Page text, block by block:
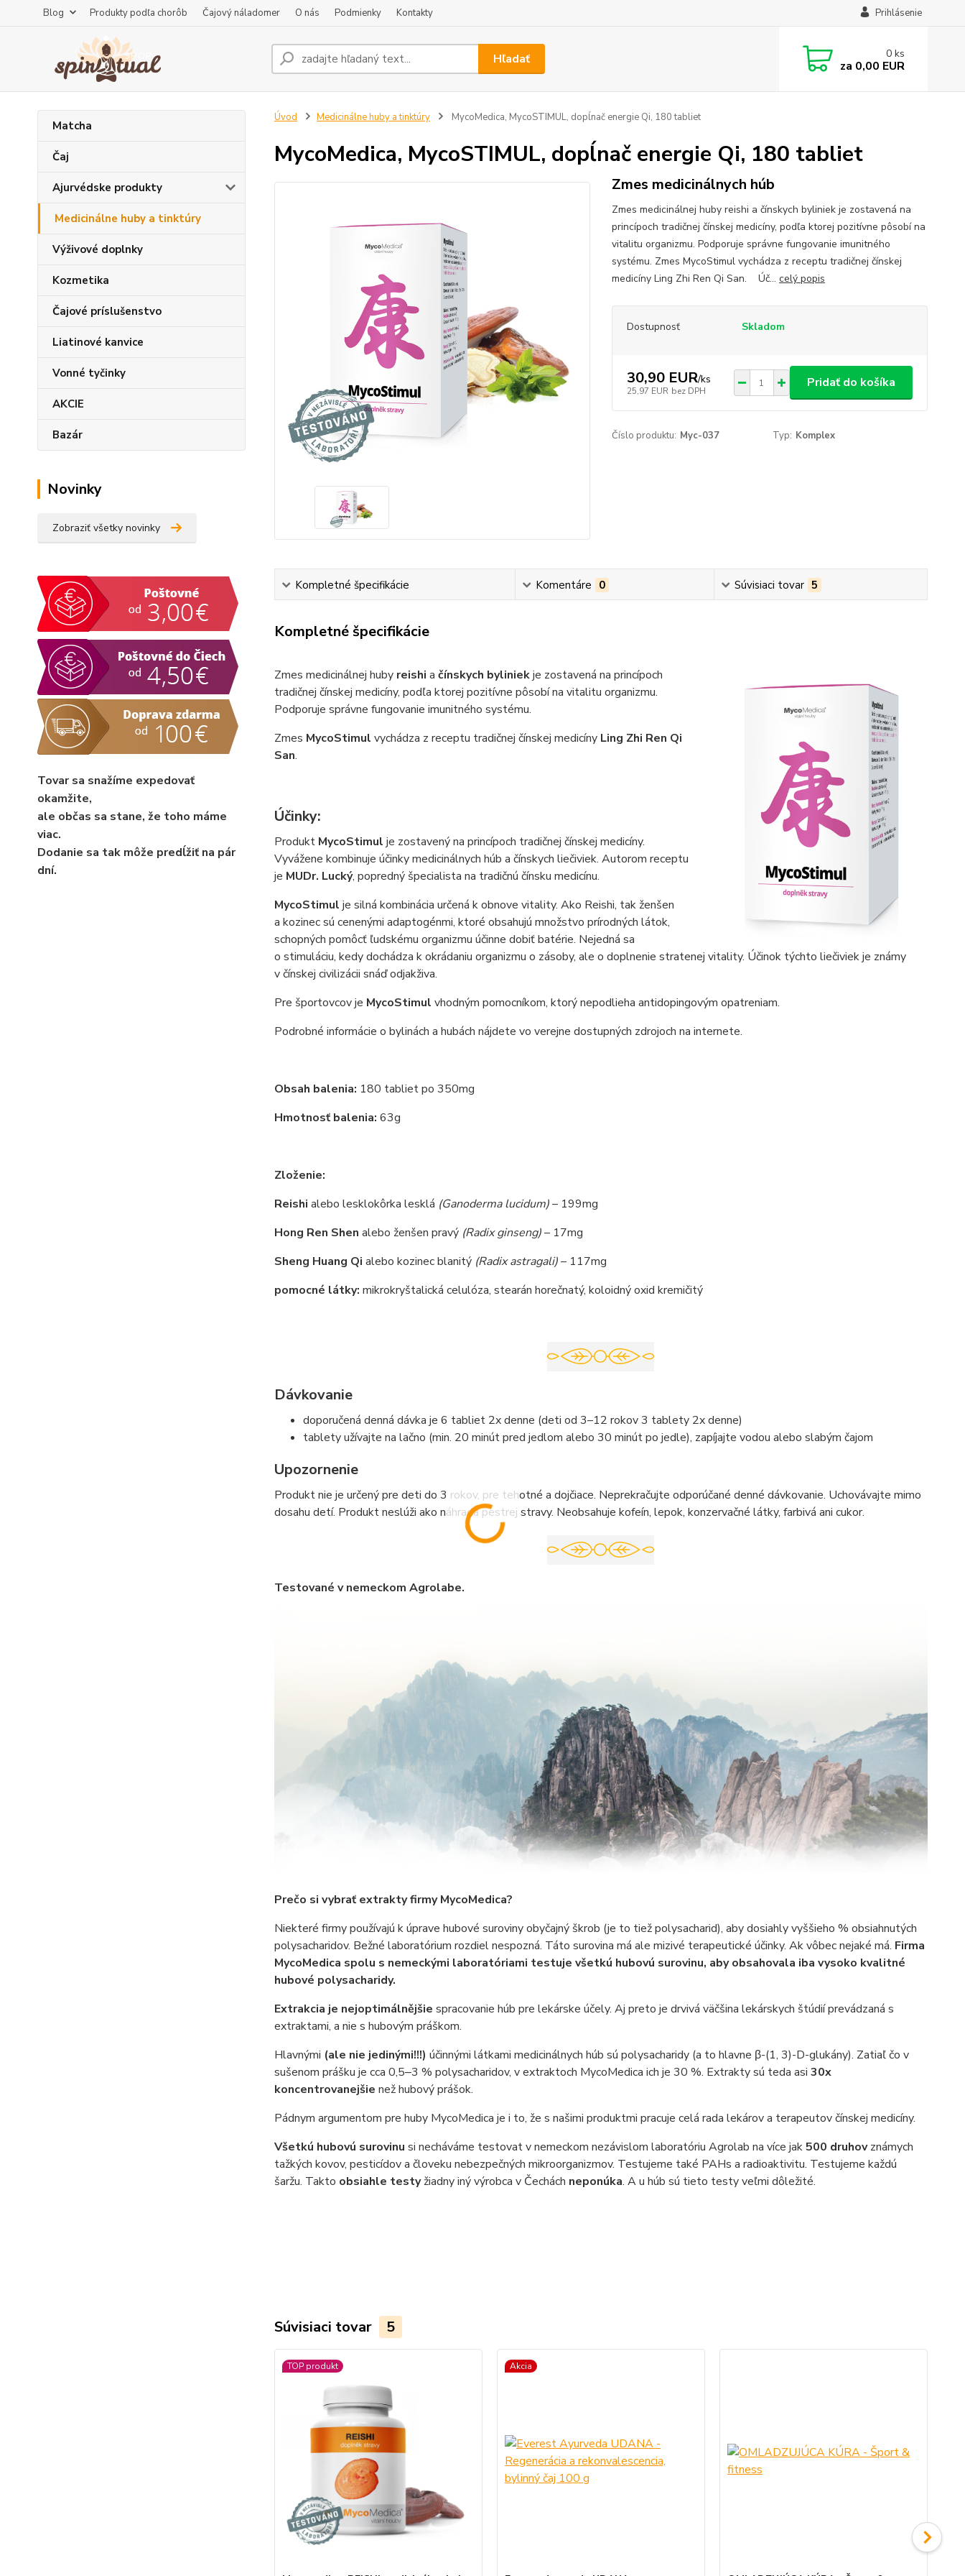
Blog Produkty podľa chorôb Čajový náladomer O nás Podmienky Kontakty Prihlásenie
Hľadať 0 ks
za 0,00 EUR
Matcha
Čaj
Ajurvédske produkty
Medicinálne huby a tinktúry
Výživové doplnky
Kozmetika
Čajové príslušenstvo
Liatinové kanvice
Vonné tyčinky
AKCIE
Bazár
Novinky
Zobraziť všetky novinky
Tovar sa snažíme expedovať
okamžite,
ale občas sa stane, že toho máme
viac.
Dodanie sa tak môže predĺžiť na pár
dní.
Úvod Medicinálne huby a tinktúry MycoMedica, MycoSTIMUL, dopĺnač energie Qi, 180 tabliet
MycoMedica, MycoSTIMUL, dopĺnač energie Qi, 180 tabliet
Zmes medicinálnych húb
Zmes medicinálnej huby reishi a čínskych byliniek je zostavená na
princípoch tradičnej čínskej medicíny, podľa ktorej pozitívne pôsobí na
vitalitu organizmu. Podporuje správne fungovanie imunitného
systému. Zmes MycoStimul vychádza z receptu tradičnej čínskej
medicíny Ling Zhi Ren Qi San. Úč... celý popis
Dostupnosť Skladom
30,90 EUR/ks
25,97 EUR bez DPH
Pridať do košíka
Číslo produktu: Myc-037 Typ: Komplex
Kompletné špecifikácie Komentáre 0 Súvisiaci tovar 5
Kompletné špecifikácie
Zmes medicinálnej huby reishi a čínskych byliniekje zostavená na princípoch
tradičnej čínskej medicíny, podľa ktorej pozitívne pôsobí na vitalitu organizmu.
Podporuje správne fungovanie imunitného systému.
Zmes MycoStimul vychádza z receptu tradičnej čínskej medicíny Ling Zhi Ren Qi
San.
Účinky:
Produkt MycoStimul je zostavený na princípoch tradičnej čínskej medicíny.
Vyvážene kombinuje účinky medicinálnych húb a čínskych liečiviek. Autorom receptu
je MUDr. Lucký, popredný špecialista na tradičnú čínsku medicínu.
MycoStimul je silná kombinácia určená k obnove vitality. Ako Reishi, tak ženšen
a kozinec sú cenenými adaptogénmi, ktoré obsahujú množstvo prírodných látok,
schopných pomôcť ľudskému organizmu účinne dobiť batérie. Nejedná sa
o stimuláciu, kedy dochádza k okrádaniu organizmu o zásoby, ale o doplnenie stratenej vitality. Účinok týchto liečiviek je známy
v čínskej civilizácii snáď odjakživa.
Pre športovcov je MycoStimul vhodným pomocníkom, ktorý nepodlieha antidopingovým opatreniam.
Podrobné informácie o bylinách a hubách nájdete vo verejne dostupných zdrojoch na internete.
Obsah balenia: 180 tabliet po 350mg
Hmotnosť balenia: 63g
Zloženie:
Reishi alebo lesklokôrka lesklá (Ganoderma lucidum)– 199mg
Hong Ren Shen alebo ženšen pravý(Radix ginseng)– 17mg
Sheng Huang Qi alebo kozinec blanitý(Radix astragali)– 117mg
pomocné látky: mikrokryštalická celulóza, stearán horečnatý, koloidný oxid kremičitý
Dávkovanie
doporučená denná dávka je 6 tabliet 2x denne (deti od 3–12 rokov 3 tablety 2x denne)
tablety užívajte na lačno (min. 20 minút pred jedlom alebo 30 minút po jedle), zapíjajte vodou alebo slabým čajom
Upozornenie
Produkt nie je určený pre deti do 3 rokov, pre tehotné a dojčiace. Neprekračujte odporúčané denné dávkovanie. Uchovávajte mimo
dosahu detí. Produkt neslúži ako náhrada pestrej stravy. Neobsahuje kofeín, lepok, konzervačné látky, farbivá ani cukor.
Testované v nemeckom Agrolabe.
Prečo si vybrať extrakty firmy MycoMedica?
Niekteré firmy používajú k úprave hubové suroviny obyčajný škrob (je to tiež polysacharid), aby dosiahly vyššieho % obsiahnutých
polysacharidov. Bežné laboratórium rozdiel nespozná. Táto surovina má ale mizivé terapeutické účinky. Ak vôbec nejaké má. Firma
MycoMedica spolu s nemeckými laboratóriami testuje všetkú hubovú surovinu, aby obsahovala iba vysoko kvalitné
hubové polysacharidy.
Extrakcia je nejoptimálnějšie spracovanie húb pre lekárske účely. Aj preto je drvivá väčšina lekárskych štúdií prevádzaná s
extraktami, a nie s hubovým práškom.
Hlavnými (ale nie jedinými!!!) účinnými látkami medicinálnych húb sú polysacharidy (a to hlavne β-(1, 3)-D-glukány). Zatiaľ čo v
sušenom prášku je cca 0,5‒3 % polysacharidov, v extraktoch MycoMedica ich je 30 %. Extrakty sú teda asi 30x
koncentrovanejšie než hubový prášok.
Pádnym argumentom pre huby MycoMedica je i to, že s našimi produktmi pracuje celá rada lekárov a terapeutov čínskej medicíny.
Všetkú hubovú surovinu si necháváme testovat v nemeckom nezávislom laboratóriu Agrolab na více jak500 druhovznámych
tažkých kovov, pesticídov a človeku nebezpečných mikroorganizmov. Testujeme také PAHs a radioaktivitu. Testujeme každú
šaržu. Takto obsiahle testyžiadny iný výrobca v Čechách neponúka. A u húb sú tieto testy veľmi dôležité.
Súvisiaci tovar 5
TOP produkt Akcia